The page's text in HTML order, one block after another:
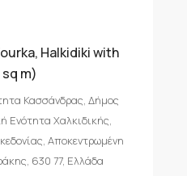
Halkidiki with
m)
Κασσάνδρας, Δήμος
Ενότητα Χαλκιδικής,
Αποκεντρωμένη
630 77, Ελλάδα